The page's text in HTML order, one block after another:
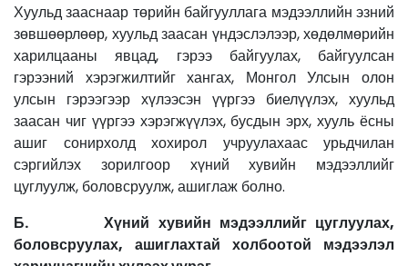
Хуульд зааснаар төрийн байгууллага мэдээллийн эзний
зөвшөөрлөөр, хуульд заасан үндэслэлээр, хөдөлмөрийн
харилцааны явцад, гэрээ байгуулах, байгуулсан
гэрээний хэрэгжилтийг хангах, Монгол Улсын олон
улсын гэрээгээр хүлээсэн үүргээ биелүүлэх, хуульд
заасан чиг үүргээ хэрэгжүүлэх, бусдын эрх, хууль ёсны
ашиг сонирхолд хохирол учруулахаас урьдчилан
сэргийлэх зорилгоор хүний хувийн мэдээллийг
цуглуулж, боловсруулж, ашиглаж болно.
Б. Хүний хувийн мэдээллийг цуглуулах,
боловсруулах, ашиглахтай холбоотой мэдээлэл